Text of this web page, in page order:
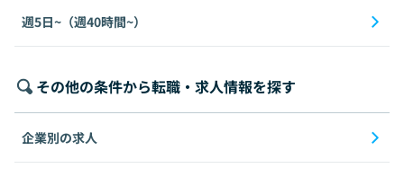
週5日~（週40時間~）
その他の条件から転職・求人情報を探す
企業別の求人